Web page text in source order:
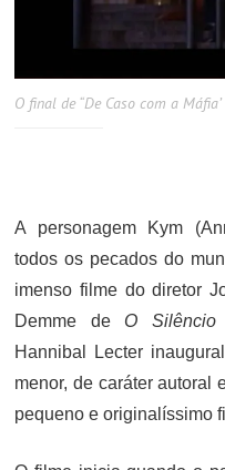
O final de “De Caso com a Máfia’
A personagem Kym
todos os pecados do
imenso filme do diretor
Demme de O Silêncio
Hannibal Lecter
menor, de caráter autoral
pequeno e originalíssimo